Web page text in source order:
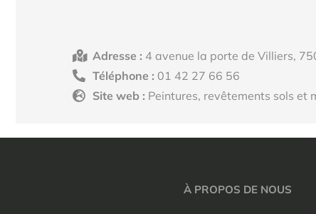
Adresse : 4 avenue la porte de Villiers,
Téléphone : 01 42 27 66 56
Site web : Peintures, revêtements sols et
À PROPOS DE NOUS